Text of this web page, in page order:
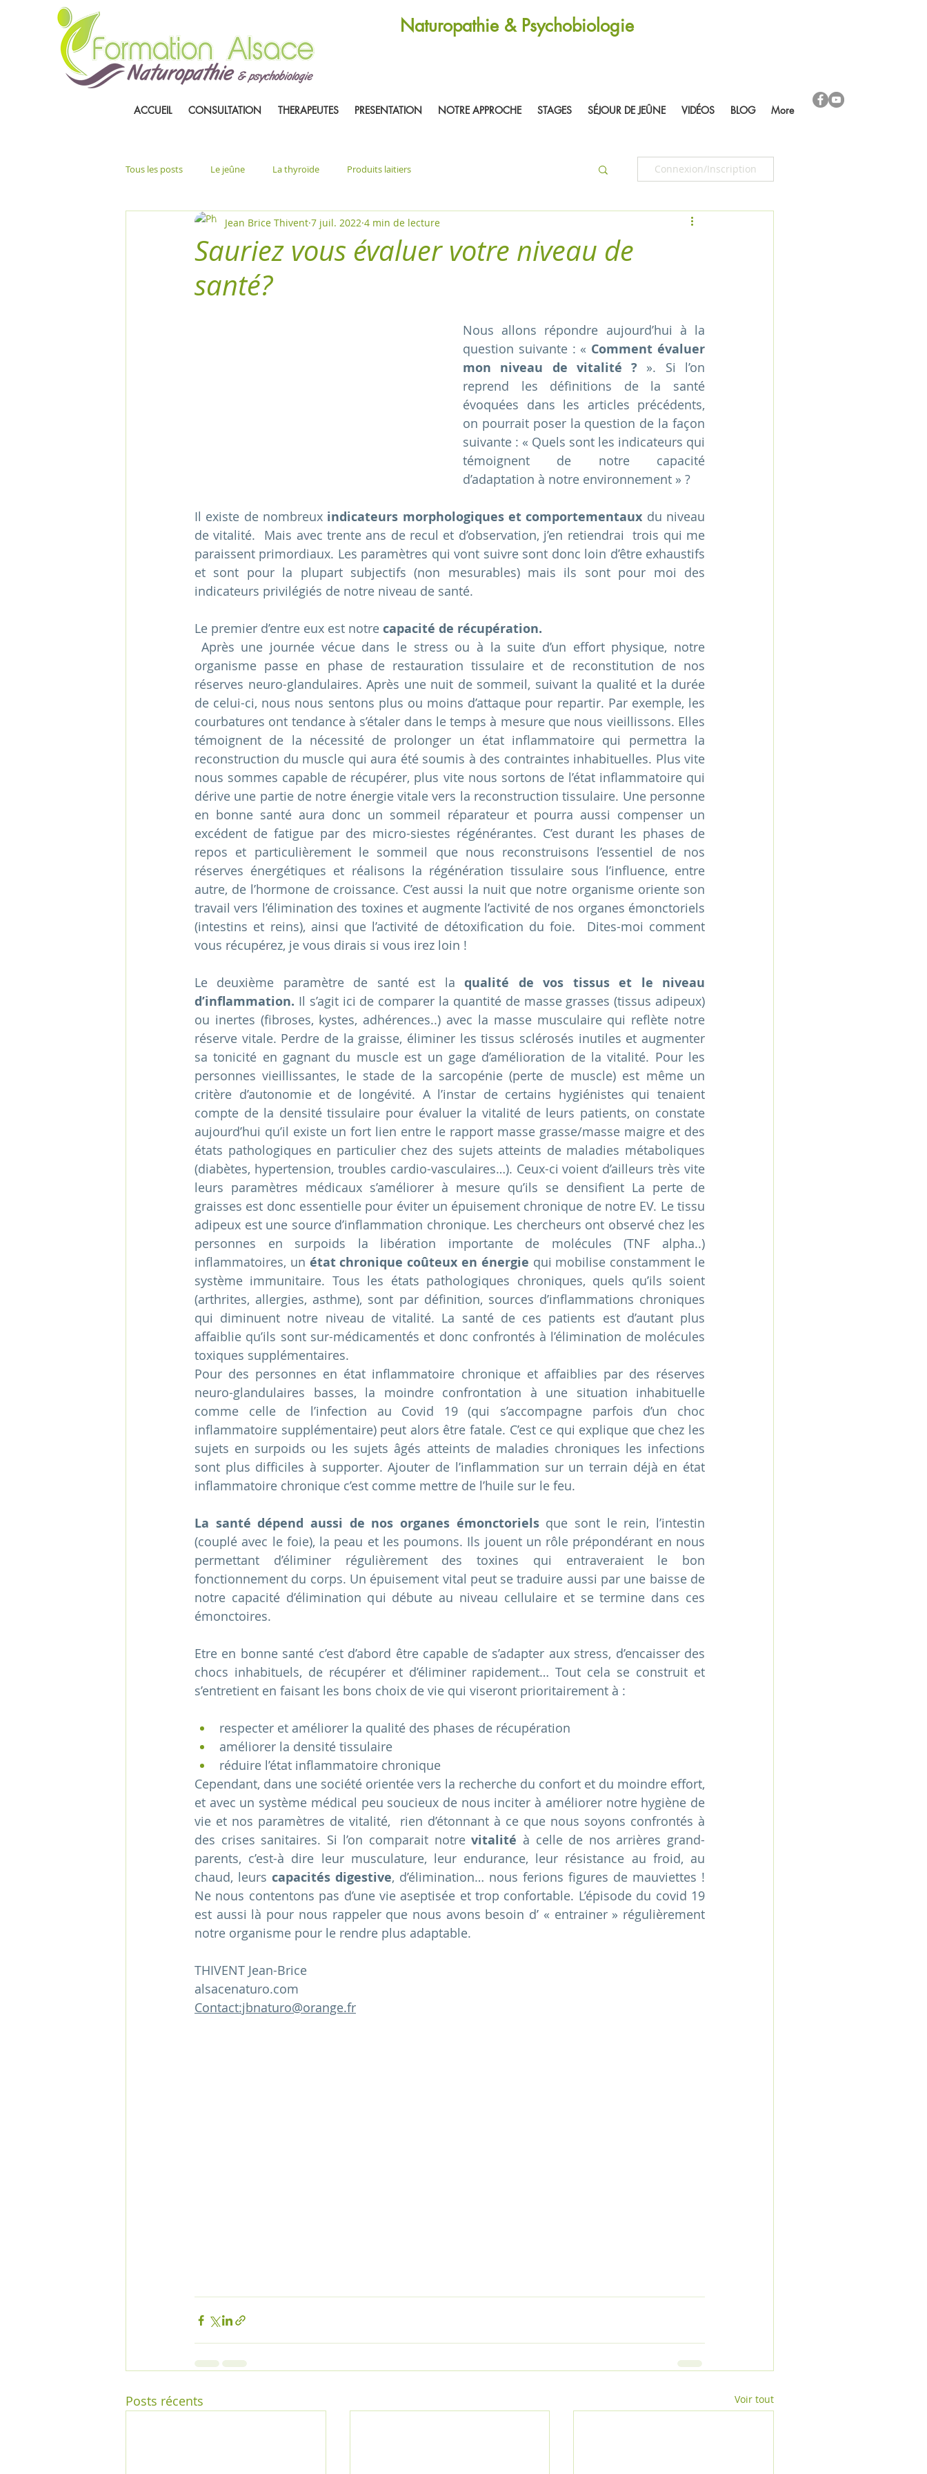
Naturopathie & Psychobiologie
ACCUEIL CONSULTATION THERAPEUTES PRESENTATION NOTRE APPROCHE STAGES SÉJOUR DE JEÛNE VIDÉOS BLOG More
Tous les posts Le jeûne La thyroïde Produits laitiers Connexion/Inscription
Sauriez vous évaluer votre niveau de
santé?
Jean Brice Thivent 7 juil. 2022 4 min de lecture
Nous allons répondre aujourd’hui à la
question suivante : « Comment évaluer
mon niveau de vitalité ? ». Si l’on
reprend les définitions de la santé
évoquées dans les articles précédents,
on pourrait poser la question de la façon
suivante : « Quels sont les indicateurs qui
témoignent de notre capacité
d’adaptation à notre environnement » ?
Il existe de nombreux indicateurs morphologiques et comportementaux du niveau
de vitalité.  Mais avec trente ans de recul et d’observation, j’en retiendrai  trois qui me
paraissent primordiaux. Les paramètres qui vont suivre sont donc loin d’être exhaustifs
et sont pour la plupart subjectifs (non mesurables) mais ils sont pour moi des
indicateurs privilégiés de notre niveau de santé.
Le premier d’entre eux est notre capacité de récupération.
organisme passe en phase de restauration tissulaire et de reconstitution de nos
réserves neuro-glandulaires. Après une nuit de sommeil, suivant la qualité et la durée
de celui-ci, nous nous sentons plus ou moins d’attaque pour repartir. Par exemple, les
courbatures ont tendance à s’étaler dans le temps à mesure que nous vieillissons. Elles
témoignent de la nécessité de prolonger un état inflammatoire qui permettra la
reconstruction du muscle qui aura été soumis à des contraintes inhabituelles. Plus vite
nous sommes capable de récupérer, plus vite nous sortons de l’état inflammatoire qui
dérive une partie de notre énergie vitale vers la reconstruction tissulaire. Une personne
en bonne santé aura donc un sommeil réparateur et pourra aussi compenser un
excédent de fatigue par des micro-siestes régénérantes. C’est durant les phases de
repos et particulièrement le sommeil que nous reconstruisons l’essentiel de nos
réserves énergétiques et réalisons la régénération tissulaire sous l’influence, entre
autre, de l’hormone de croissance. C’est aussi la nuit que notre organisme oriente son
travail vers l’élimination des toxines et augmente l’activité de nos organes émonctoriels
(intestins et reins), ainsi que l’activité de détoxification du foie.  Dites-moi comment
vous récupérez, je vous dirais si vous irez loin !
Le deuxième paramètre de santé est la qualité de vos tissus et le niveau
d’inflammation. Il s’agit ici de comparer la quantité de masse grasses (tissus adipeux)
ou inertes (fibroses, kystes, adhérences..) avec la masse musculaire qui reflète notre
réserve vitale. Perdre de la graisse, éliminer les tissus sclérosés inutiles et augmenter
sa tonicité en gagnant du muscle est un gage d’amélioration de la vitalité. Pour les
personnes vieillissantes, le stade de la sarcopénie (perte de muscle) est même un
critère d’autonomie et de longévité. A l’instar de certains hygiénistes qui tenaient
compte de la densité tissulaire pour évaluer la vitalité de leurs patients, on constate
aujourd’hui qu’il existe un fort lien entre le rapport masse grasse/masse maigre et des
états pathologiques en particulier chez des sujets atteints de maladies métaboliques
(diabètes, hypertension, troubles cardio-vasculaires…). Ceux-ci voient d’ailleurs très vite
leurs paramètres médicaux s’améliorer à mesure qu’ils se densifient La perte de
graisses est donc essentielle pour éviter un épuisement chronique de notre EV. Le tissu
adipeux est une source d’inflammation chronique. Les chercheurs ont observé chez les
personnes en surpoids la libération importante de molécules (TNF alpha..)
inflammatoires, un état chronique coûteux en énergie qui mobilise constamment le
système immunitaire. Tous les états pathologiques chroniques, quels qu’ils soient
(arthrites, allergies, asthme), sont par définition, sources d’inflammations chroniques
qui diminuent notre niveau de vitalité. La santé de ces patients est d’autant plus
affaiblie qu’ils sont sur-médicamentés et donc confrontés à l’élimination de molécules
toxiques supplémentaires.
Pour des personnes en état inflammatoire chronique et affaiblies par des réserves
neuro-glandulaires basses, la moindre confrontation à une situation inhabituelle
comme celle de l’infection au Covid 19 (qui s’accompagne parfois d’un choc
inflammatoire supplémentaire) peut alors être fatale. C’est ce qui explique que chez les
sujets en surpoids ou les sujets âgés atteints de maladies chroniques les infections
sont plus difficiles à supporter. Ajouter de l’inflammation sur un terrain déjà en état
inflammatoire chronique c’est comme mettre de l’huile sur le feu.
La santé dépend aussi de nos organes émonctoriels que sont le rein, l’intestin
(couplé avec le foie), la peau et les poumons. Ils jouent un rôle prépondérant en nous
permettant d’éliminer régulièrement des toxines qui entraveraient le bon
fonctionnement du corps. Un épuisement vital peut se traduire aussi par une baisse de
notre capacité d’élimination qui débute au niveau cellulaire et se termine dans ces
émonctoires.
Etre en bonne santé c’est d’abord être capable de s’adapter aux stress, d’encaisser des
chocs inhabituels, de récupérer et d’éliminer rapidement… Tout cela se construit et
s’entretient en faisant les bons choix de vie qui viseront prioritairement à :
respecter et améliorer la qualité des phases de récupération
améliorer la densité tissulaire
réduire l’état inflammatoire chronique
Cependant, dans une société orientée vers la recherche du confort et du moindre effort,
et avec un système médical peu soucieux de nous inciter à améliorer notre hygiène de
vie et nos paramètres de vitalité,  rien d’étonnant à ce que nous soyons confrontés à
des crises sanitaires. Si l’on comparait notre vitalité à celle de nos arrières grand-
parents, c’est-à dire leur musculature, leur endurance, leur résistance au froid, au
chaud, leurs capacités digestive, d’élimination… nous ferions figures de mauviettes !
Ne nous contentons pas d’une vie aseptisée et trop confortable. L’épisode du covid 19
est aussi là pour nous rappeler que nous avons besoin d’ « entrainer » régulièrement
notre organisme pour le rendre plus adaptable.
THIVENT Jean-Brice
alsacenaturo.com
Contact:jbnaturo@orange.fr
Posts récents Voir tout